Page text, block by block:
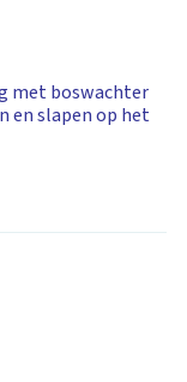
met boswachter
en slapen op het